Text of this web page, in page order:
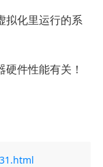
拟化里运行的系
件性能有关！